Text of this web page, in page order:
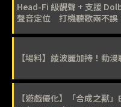
Head-Fi 級靚聲 + 支援
聲音定位 打機聽歌兩不誤
【場料】綾波麗加持！動
【遊戲優化】「合成之獸